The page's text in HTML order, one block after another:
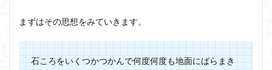
まずはその思想をみていきます。
石ころをいくつかつかんで何度何度も地面にばらまき